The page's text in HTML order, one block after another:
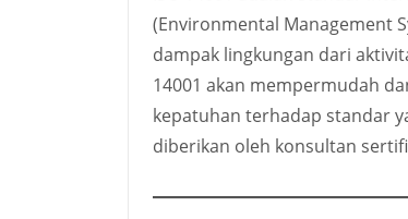
(Environmental Management
dampak lingkungan dari
14001 akan mempermudah
kepatuhan terhadap standar
diberikan oleh konsultan